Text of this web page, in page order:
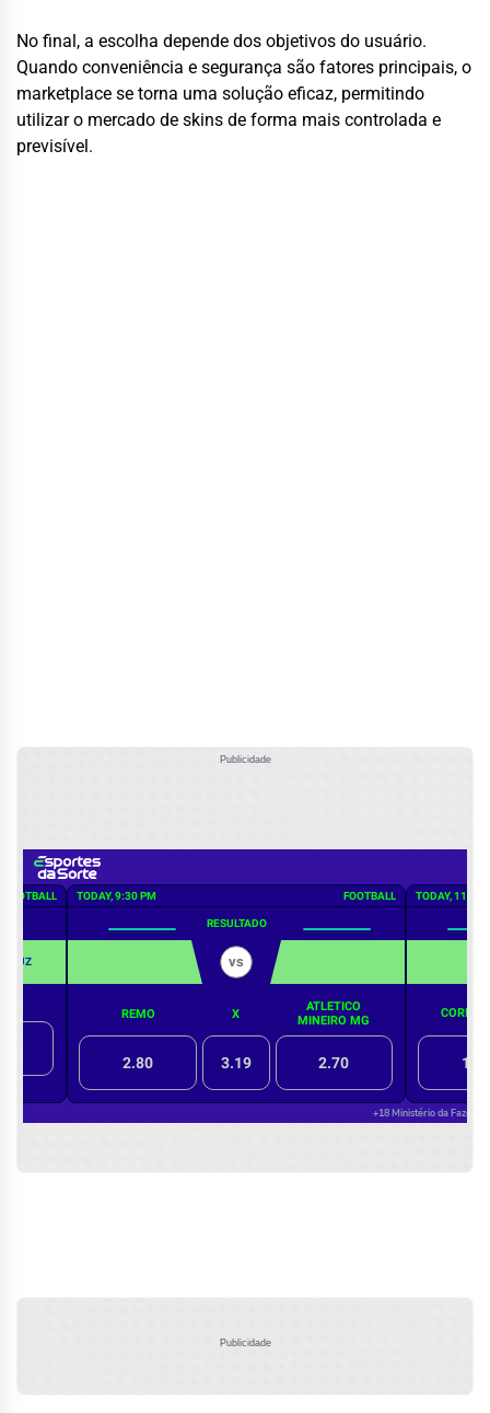
No final, a escolha depende dos objetivos do usuário.
Quando conveniência e segurança são fatores principais, o
marketplace se torna uma solução eficaz, permitindo
utilizar o mercado de skins de forma mais controlada e
previsível.
Publicidade
Publicidade